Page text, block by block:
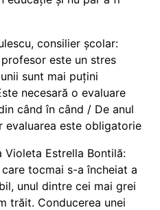
consilier școlar:
este un stres
sunt mai puțini
necesară o evaluare
când în când / De anul
evaluarea este obligatorie
Violeta Estrella Bontilă:
tocmai s-a încheiat a
unul dintre cei mai grei
trăit. Conducerea unei